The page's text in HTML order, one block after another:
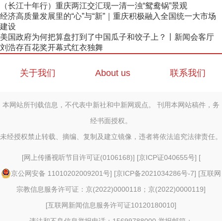
（长江十年行）重庆两江交汇现一清一浊“鸳鸯锅”景观
经济高质量发展里的“心”与“新”｜重庆积极融入全国统一大市场
建设
美国政府为何把算盘打到了中国瓜子和饺子上？丨新闻会客厅
刘浩存百花奖开幕式红衣独舞
关于我们 About us 联系我们
本网站所刊载信息，不代表中新社和中新网观点。 刊用本网站稿件，务
经书面授权。
未经授权禁止转载、摘编、复制及建立镜像，违者将依法追究法律责任。
[网上传播视听节目许可证(0106168)] [京ICP证040655号] [
京公网安备 11010202009201号] [京ICP备2021034286号-7] [互联网
宗教信息服务许可证：京(2022)0000118；京(2022)0000119]
[互联网新闻信息服务许可证10120180010]